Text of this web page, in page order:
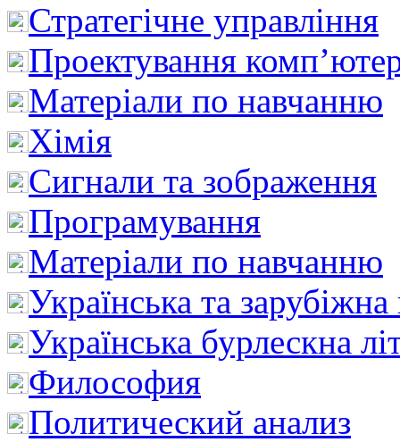
Стратегічне управління
Проектування
Матеріали по навчанню
Хімія
Сигнали та зображення
Програмування
Матеріали по навчанню
Українська та зарубіжна
Українська бурлескна
Философия
Политический анализ